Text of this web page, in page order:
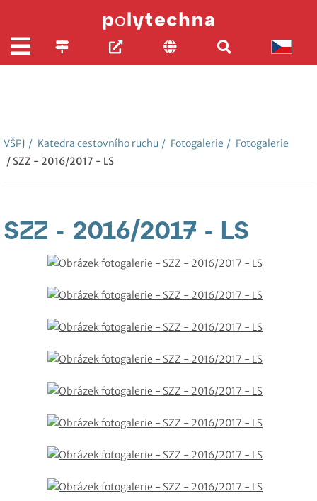
VŠPJ / Katedra cestovního ruchu / Fotogalerie / Fotogalerie
/ SZZ - 2016/2017 - LS
SZZ - 2016/2017 - LS